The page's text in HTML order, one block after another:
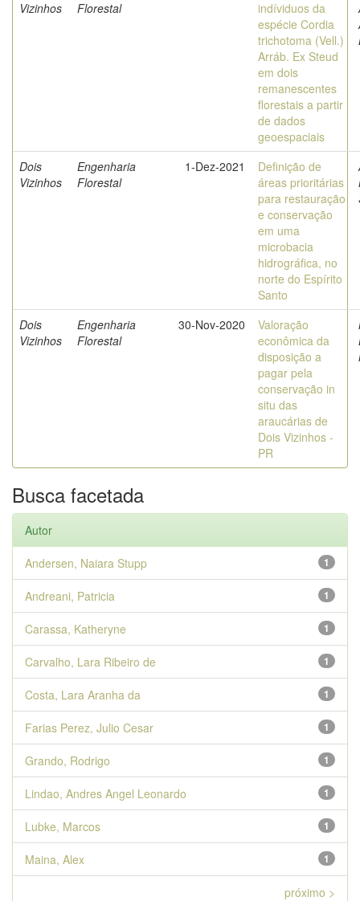
Vizinhos Florestal
indíviduos da
espécie Cordia
trichotoma (Vell.)
Arráb. Ex Steud
em dois
remanescentes
florestais a partir
de dados
geoespaciais
Dois
Vizinhos
Engenharia
Florestal
1-Dez-2021
Definição de
áreas prioritárias
para restauração
e conservação
em uma
microbacia
hidrográfica, no
norte do Espírito
Santo
Dois
Vizinhos
Engenharia
Florestal
30-Nov-2020
Valoração
econômica da
disposição a
pagar pela
conservação in
situ das
araucárias de
Dois Vizinhos -
PR
Busca facetada
Autor
1
Andersen, Naiara Stupp
1
Andreani, Patricia
1
Carassa, Katheryne
1
Carvalho, Lara Ribeiro de
1
Costa, Lara Aranha da
1
Farias Perez, Julio Cesar
1
Grando, Rodrigo
1
Lindao, Andres Angel Leonardo
1
Lubke, Marcos
1
Maina, Alex
próximo >